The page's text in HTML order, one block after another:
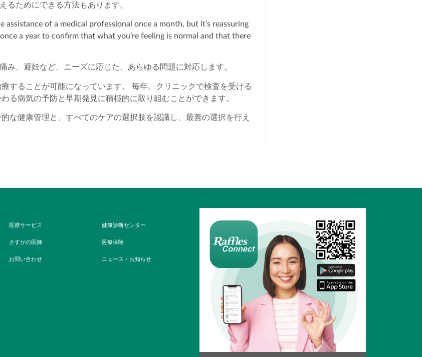
るためにできる方法もあります。
of a medical professional once a month, but it’s reassuring
a year to confirm that what you’re feeling is normal and that there
、避妊など、ニーズに応じた、あらゆる問題に対応します。
することが可能になっています。 毎年、クリニックで検査を受ける
る病気の予防と早期発見に積極的に取り組むことができます。
な健康管理と、すべてのケアの選択肢を認識し、最善の選択を行え
医療サービス 健康診断センター
さすがの医師 医療保険
お問い合わせ ニュース・お知らせ